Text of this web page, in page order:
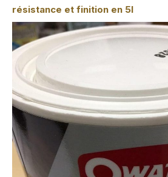
résistance et finition en 5l